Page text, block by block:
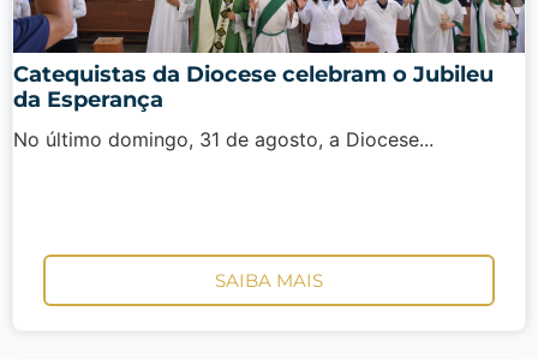
Catequistas da Diocese celebram o Jubileu
da Esperança
No último domingo, 31 de agosto, a Diocese...
SAIBA MAIS